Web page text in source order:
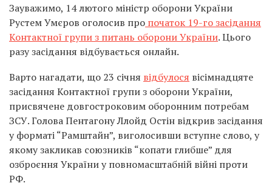
Зауважимо, 14 лютого міністр оборони України
Рустем Умєров оголосив про початок 19-го засідання
Контактної групи з питань оборони України. Цього
разу засідання відбувається онлайн.
Варто нагадати, що 23 січня відбулося вісімнадцяте
засідання Контактної групи з оборони України,
присвячене довгостроковим оборонним потребам
ЗСУ. Голова Пентагону Ллойд Остін відкрив засідання
у форматі “Рамштайн”, виголосивши вступне слово, у
якому закликав союзників “копати глибше” для
озброєння України у повномасштабній війні проти
РФ.